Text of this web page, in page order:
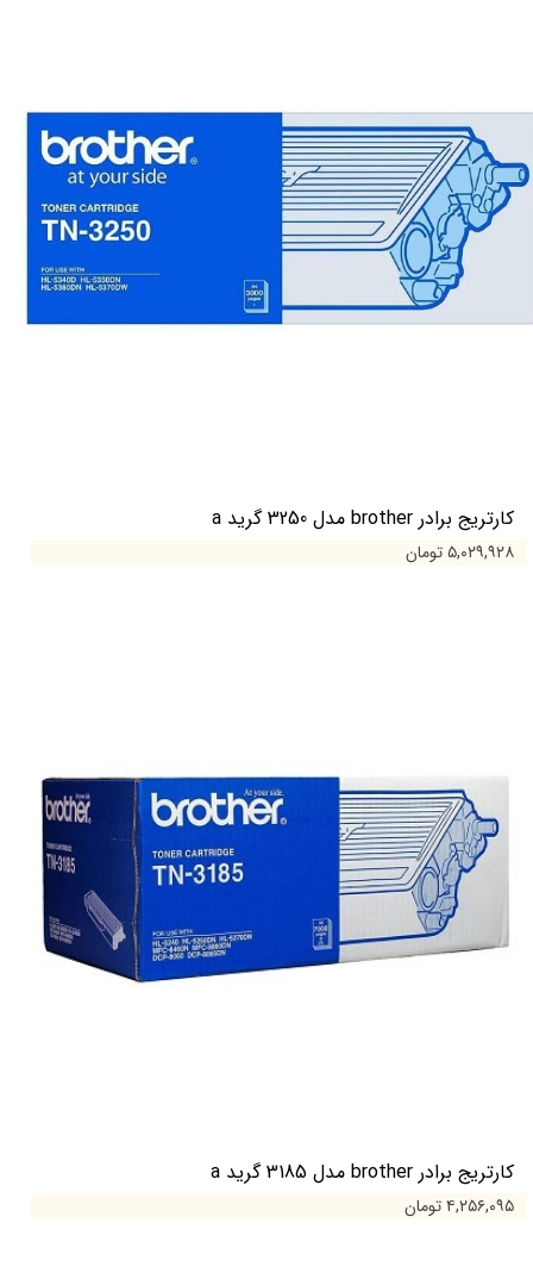
کارتریج برادر brother مدل 3250 گرید a
۵,۰۲۹,۹۲۸ تومان
کارتریج برادر brother مدل 3185 گرید a
۴,۲۵۶,۰۹۵ تومان